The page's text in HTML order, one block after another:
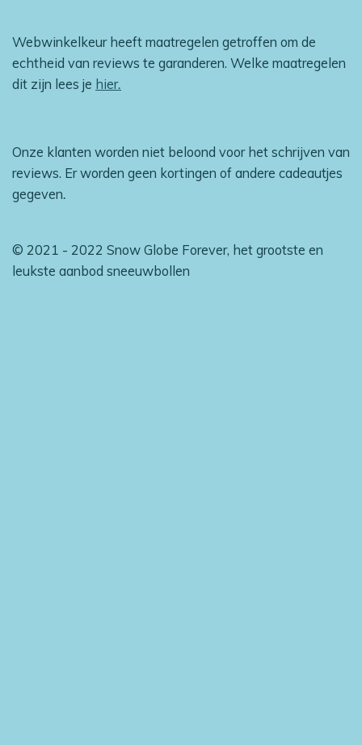
Webwinkelkeur heeft maatregelen getroffen om de
echtheid van reviews te garanderen. Welke maatregelen
dit zijn lees je hier.
Onze klanten worden niet beloond voor het schrijven van
reviews. Er worden geen kortingen of andere cadeautjes
gegeven.
© 2021 - 2022 Snow Globe Forever, het grootste en
leukste aanbod sneeuwbollen